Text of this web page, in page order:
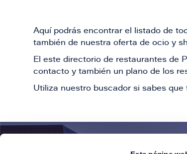
Aquí podrás encontrar el listado de
también de nuestra oferta de ocio y
El este directorio de restaurantes de
contacto y también un plano de los
Utiliza nuestro buscador si sabes